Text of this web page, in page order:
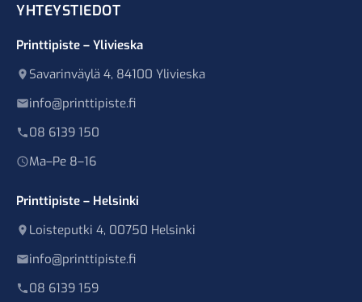
YHTEYSTIEDOT
Printtipiste – Ylivieska
Savarinväylä 4, 84100 Ylivieska
info@printtipiste.fi
08 6139 150
Ma–Pe 8–16
Printtipiste – Helsinki
Loisteputki 4, 00750 Helsinki
info@printtipiste.fi
08 6139 159